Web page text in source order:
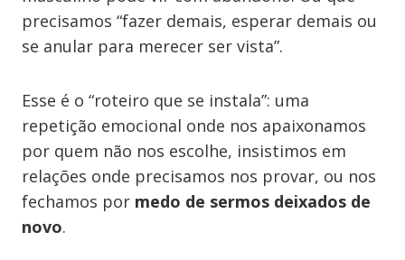
precisamos “fazer demais, esperar demais ou
se anular para merecer ser vista”.
Esse é o “roteiro que se instala”: uma
repetição emocional onde nos apaixonamos
por quem não nos escolhe, insistimos em
relações onde precisamos nos provar, ou nos
fechamos por medo de sermos deixados de
novo.